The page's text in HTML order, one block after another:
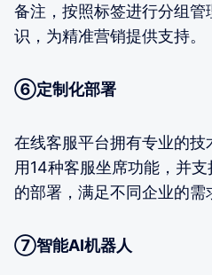
备注，按照标签进行分组
识，为精准营销提供支持。
⑥定制化部署
在线客服平台拥有专业的
用14种客服坐席功能，并
的部署，满足不同企业的需
⑦智能AI机器人